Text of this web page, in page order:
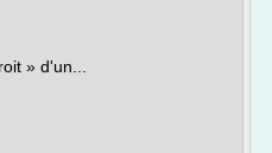
» d'un...